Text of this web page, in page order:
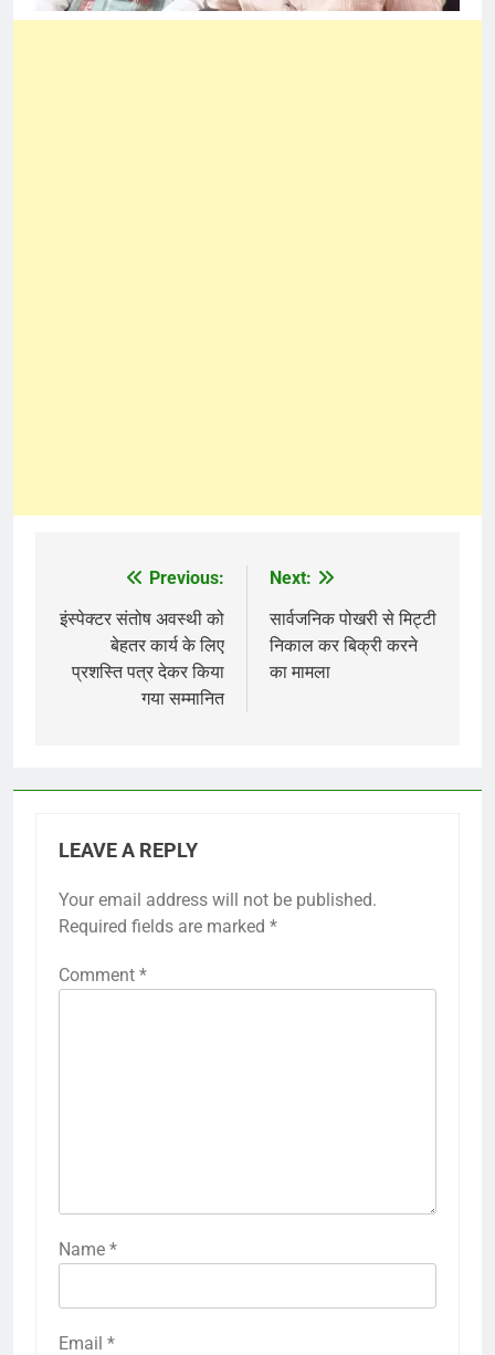
navigation
Previous:
इंस्पेक्टर संतोष अवस्थी को
बेहतर कार्य के लिए
प्रशस्ति पत्र देकर किया
गया सम्मानित
Next:
सार्वजनिक पोखरी से मिट्टी
निकाल कर बिक्री करने
का मामला
LEAVE A REPLY
Your email address will not be published.
Required fields are marked *
Comment *
Name *
Email *